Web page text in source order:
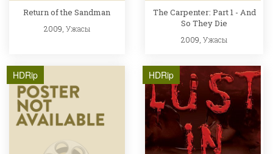
Return of the Sandman
2009, Ужасы
The Carpenter: Part 1 - And
So They Die
2009,Ужасы
HDRip HDRip